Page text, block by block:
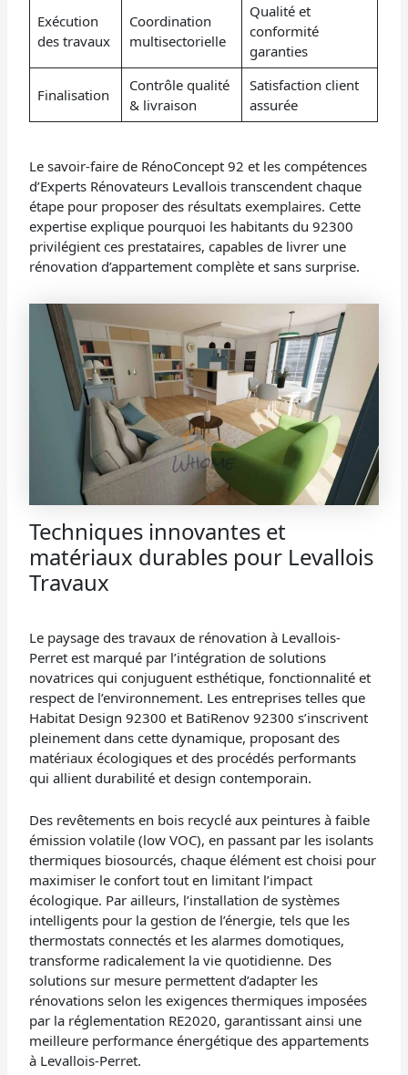
Exécution
des travaux
Coordination
multisectorielle
Qualité et
conformité
garanties
Finalisation
Contrôle qualité
& livraison
Satisfaction client
assurée
Le savoir-faire de RénoConcept 92 et les compétences
d’Experts Rénovateurs Levallois transcendent chaque
étape pour proposer des résultats exemplaires. Cette
expertise explique pourquoi les habitants du 92300
privilégient ces prestataires, capables de livrer une
rénovation d’appartement complète et sans surprise.
Techniques innovantes et
matériaux durables pour Levallois
Travaux
Le paysage des travaux de rénovation à Levallois-
Perret est marqué par l’intégration de solutions
novatrices qui conjuguent esthétique, fonctionnalité et
respect de l’environnement. Les entreprises telles que
Habitat Design 92300 et BatiRenov 92300 s’inscrivent
pleinement dans cette dynamique, proposant des
matériaux écologiques et des procédés performants
qui allient durabilité et design contemporain.
Des revêtements en bois recyclé aux peintures à faible
émission volatile (low VOC), en passant par les isolants
thermiques biosourcés, chaque élément est choisi pour
maximiser le confort tout en limitant l’impact
écologique. Par ailleurs, l’installation de systèmes
intelligents pour la gestion de l’énergie, tels que les
thermostats connectés et les alarmes domotiques,
transforme radicalement la vie quotidienne. Des
solutions sur mesure permettent d’adapter les
rénovations selon les exigences thermiques imposées
par la réglementation RE2020, garantissant ainsi une
meilleure performance énergétique des appartements
à Levallois-Perret.